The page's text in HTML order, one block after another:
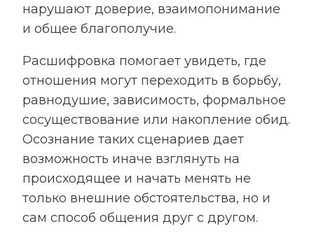
нарушают доверие, взаимопонимание
и общее благополучие.
Расшифровка помогает увидеть, где
отношения могут переходить в борьбу,
равнодушие, зависимость, формальное
сосуществование или накопление обид.
Осознание таких сценариев дает
возможность иначе взглянуть на
происходящее и начать менять не
только внешние обстоятельства, но и
сам способ общения друг с другом.